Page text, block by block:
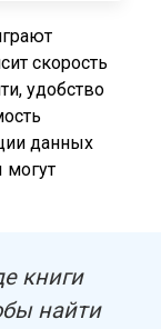
скорость
удобство
данных
книги
найти